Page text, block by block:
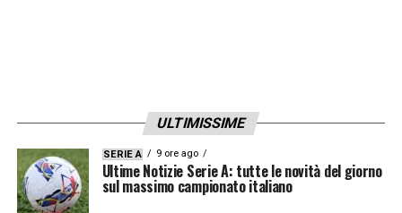
ULTIMISSIME
SERIE A 9 ore ago
Ultime Notizie Serie A: tutte le novità del giorno
sul massimo campionato italiano